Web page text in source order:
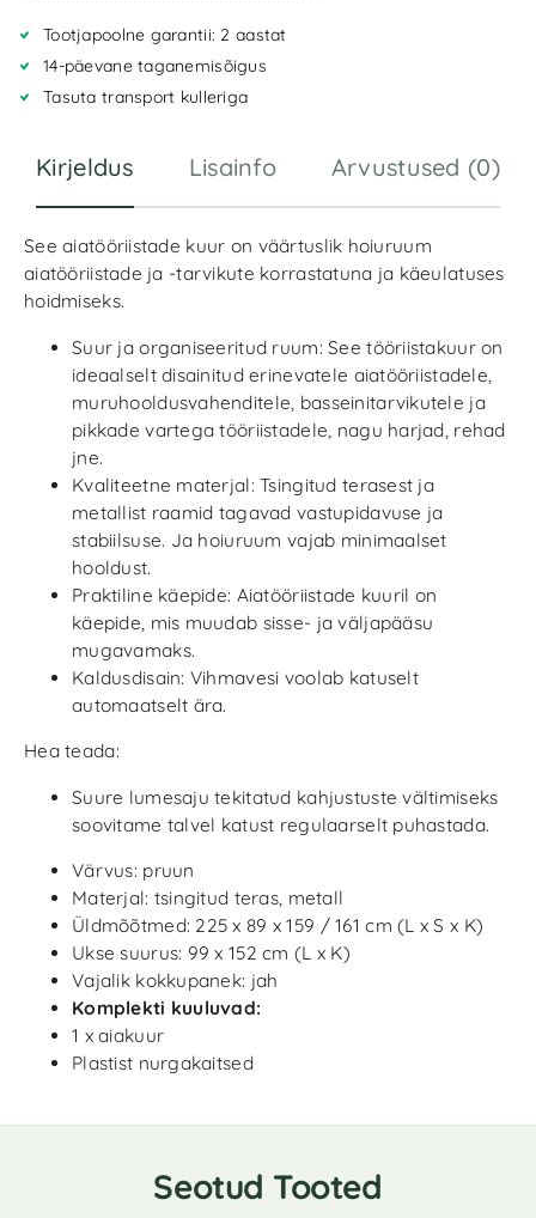
t
i
Tootjapoolne garantii: 2 aastat
14-päevane taganemisõigus
Tasuta transport kulleriga
Kirjeldus Lisainfo Arvustused (0)
See aiatööriistade kuur on väärtuslik hoiuruum
aiatööriistade ja -tarvikute korrastatuna ja käeulatuses
hoidmiseks.
Suur ja organiseeritud ruum: See tööriistakuur on
ideaalselt disainitud erinevatele aiatööriistadele,
muruhooldusvahenditele, basseinitarvikutele ja
pikkade vartega tööriistadele, nagu harjad, rehad
jne.
Kvaliteetne materjal: Tsingitud terasest ja
metallist raamid tagavad vastupidavuse ja
stabiilsuse. Ja hoiuruum vajab minimaalset
hooldust.
Praktiline käepide: Aiatööriistade kuuril on
käepide, mis muudab sisse- ja väljapääsu
mugavamaks.
Kaldusdisain: Vihmavesi voolab katuselt
automaatselt ära.
Hea teada:
Suure lumesaju tekitatud kahjustuste vältimiseks
soovitame talvel katust regulaarselt puhastada.
Värvus: pruun
Materjal: tsingitud teras, metall
Üldmõõtmed: 225 x 89 x 159 / 161 cm (L x S x K)
Ukse suurus: 99 x 152 cm (L x K)
Vajalik kokkupanek: jah
Komplekti kuuluvad:
1 x aiakuur
Plastist nurgakaitsed
Seotud Tooted